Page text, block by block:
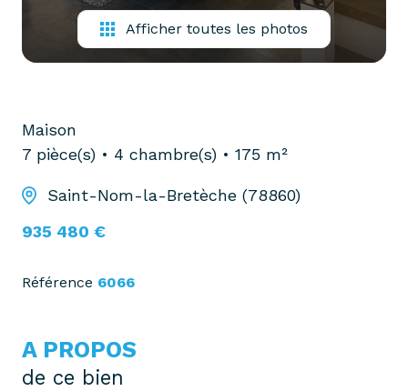
Afficher toutes les photos
Maison
7 pièce(s)
4 chambre(s) 175 m²
Saint-Nom-la-Bretèche (78860)
935 480 €
Référence 6066
A PROPOS
de ce bien